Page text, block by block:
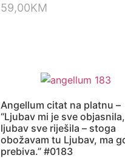
59,00KM
Angellum citat na platnu –
“Ljubav mi je sve objasnila,
ljubav sve riješila – stoga
obožavam tu Ljubav, ma
prebiva.” #0183